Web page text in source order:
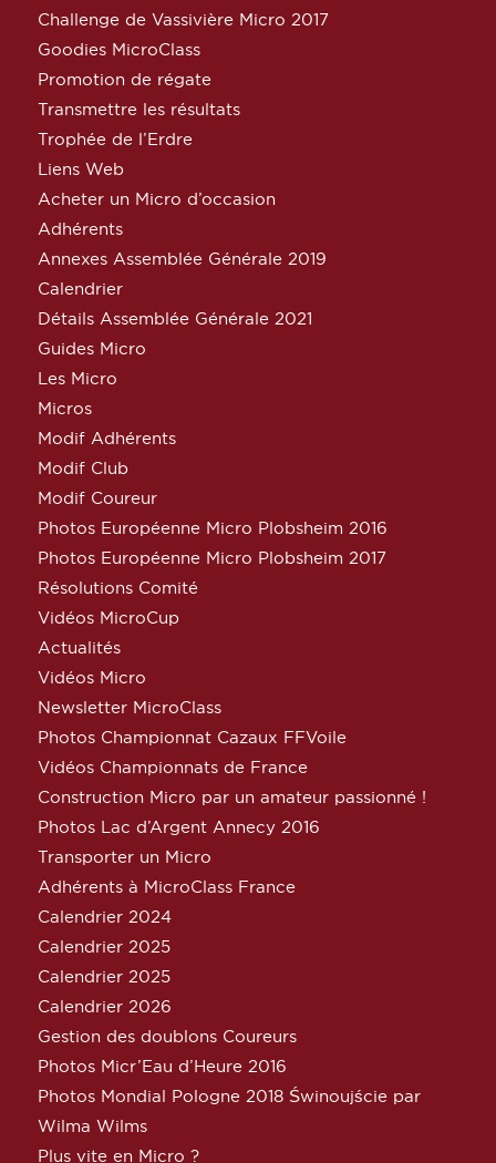
Challenge de Vassivière Micro 2017
Goodies MicroClass
Promotion de régate
Transmettre les résultats
Trophée de l’Erdre
Liens Web
Acheter un Micro d’occasion
Adhérents
Annexes Assemblée Générale 2019
Calendrier
Détails Assemblée Générale 2021
Guides Micro
Les Micro
Micros
Modif Adhérents
Modif Club
Modif Coureur
Photos Européenne Micro Plobsheim 2016
Photos Européenne Micro Plobsheim 2017
Résolutions Comité
Vidéos MicroCup
Actualités
Vidéos Micro
Newsletter MicroClass
Photos Championnat Cazaux FFVoile
Vidéos Championnats de France
Construction Micro par un amateur passionné !
Photos Lac d’Argent Annecy 2016
Transporter un Micro
Adhérents à MicroClass France
Calendrier 2024
Calendrier 2025
Calendrier 2025
Calendrier 2026
Gestion des doublons Coureurs
Photos Micr’Eau d’Heure 2016
Photos Mondial Pologne 2018 Świnoujście par
Wilma Wilms
Plus vite en Micro ?